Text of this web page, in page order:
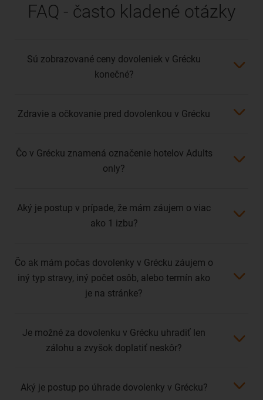
FAQ - často kladené otázky
Sú zobrazované ceny dovoleniek v Grécku
konečné?
Zdravie a očkovanie pred dovolenkou v Grécku
Čo v Grécku znamená označenie hotelov Adults
only?
Aký je postup v prípade, že mám záujem o viac
ako 1 izbu?
Čo ak mám počas dovolenky v Grécku záujem o
iný typ stravy, iný počet osôb, alebo termín ako
je na stránke?
Je možné za dovolenku v Grécku uhradiť len
zálohu a zvyšok doplatiť neskôr?
Aký je postup po úhrade dovolenky v Grécku?